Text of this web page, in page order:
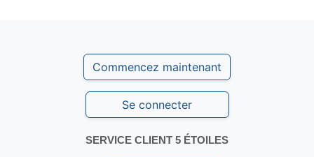
Commencez maintenant
Se connecter
SERVICE CLIENT 5 ÉTOILES